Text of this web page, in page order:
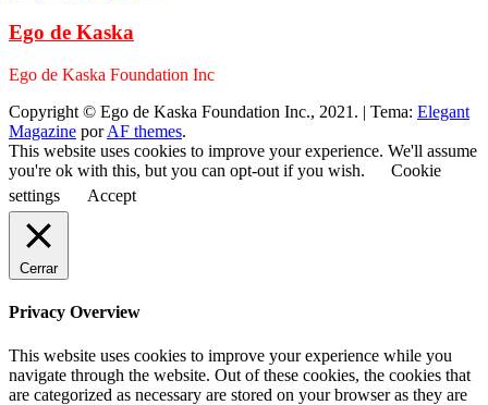
Ego de Kaska
Ego de Kaska Foundation Inc
Copyright © Ego de Kaska Foundation Inc., 2021. | Tema: Elegant
Magazine porAF themes.
This website uses cookies to improve your experience. We'll assume
you're ok with this, but you can opt-out if you wish.
Cookie
settings
Accept
Cerrar
Privacy Overview
This website uses cookies to improve your experience while you
navigate through the website. Out of these cookies, the cookies that
are categorized as necessary are stored on your browser as they are